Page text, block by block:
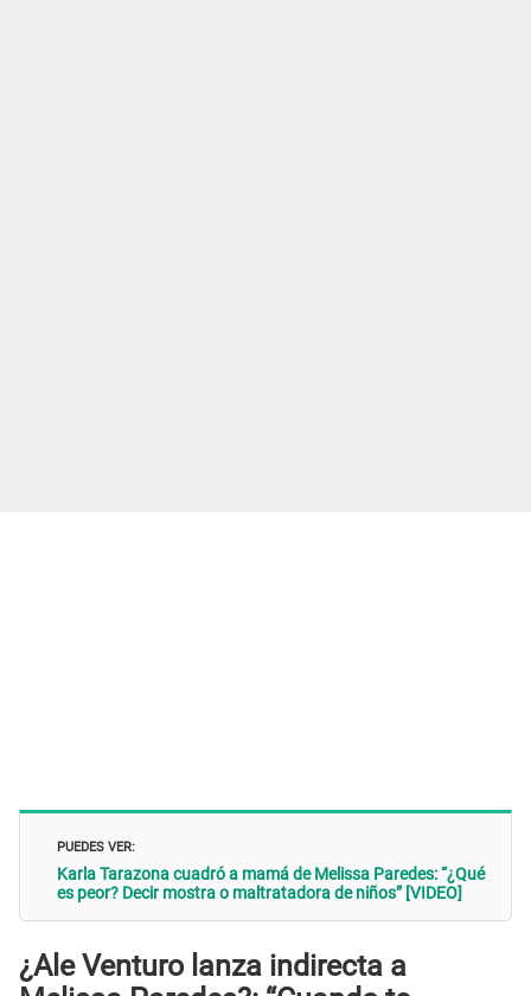
PUEDES VER:
Karla Tarazona cuadró a mamá de Melissa Paredes: “¿Qué
es peor? Decir mostra o maltratadora de niños” [VIDEO]
¿Ale Venturo lanza indirecta a